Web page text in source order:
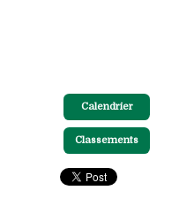
Calendrier
Classements